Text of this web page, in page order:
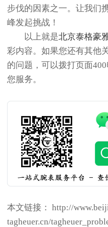
步伐的因素之一。让我们
峰发起挑战！
以上就是北京泰格豪
彩内容。如果您还有其他
的问题，可以拨打页面
您服务。
本文链接： http://
tagheuer.cn/